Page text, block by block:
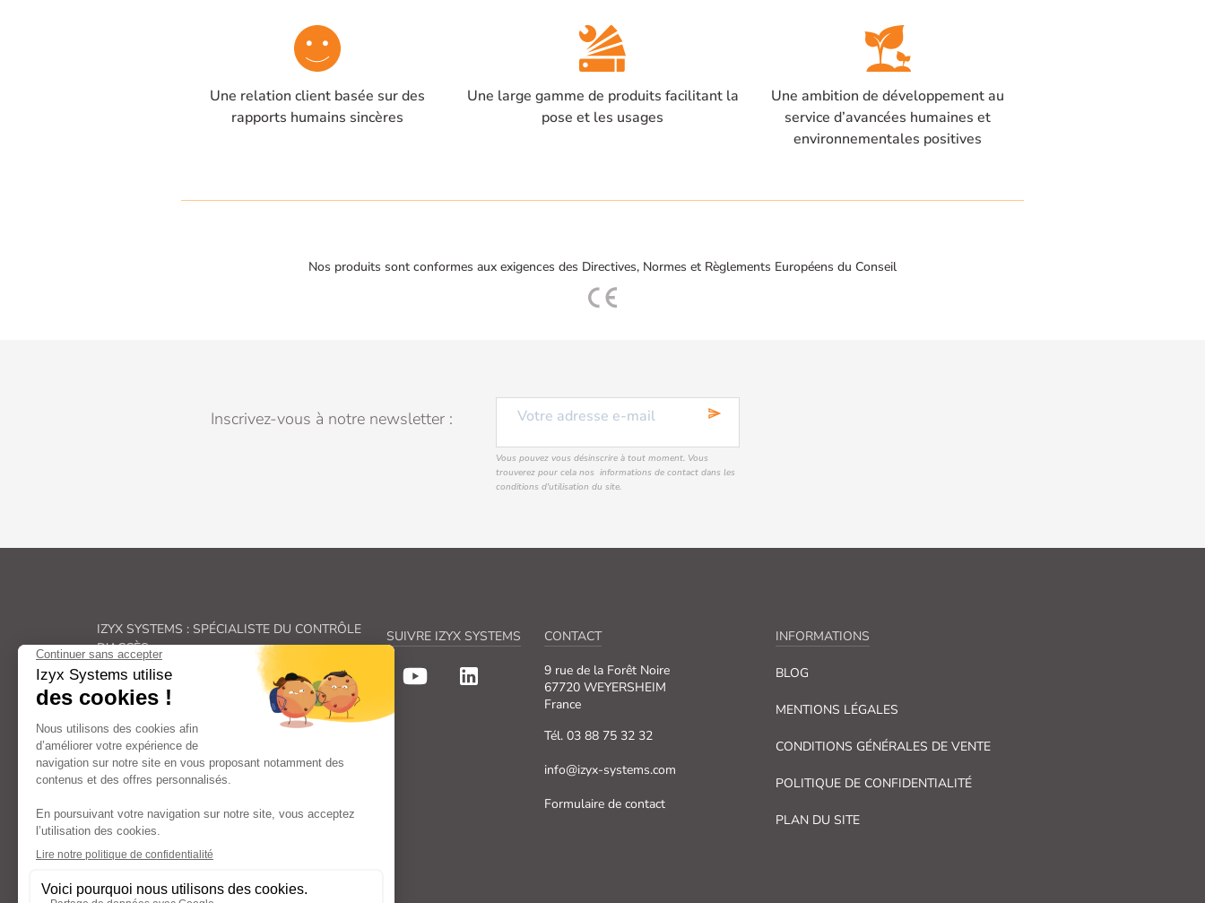
Une relation client basée sur des
rapports humains sincères
Une large gamme de produits facilitant la
pose et les usages
Une ambition de développement au
service d’avancées humaines et
environnementales positives
Nos produits sont conformes aux exigences des Directives, Normes et Règlements Européens du Conseil
Inscrivez-vous à notre newsletter : send
Vous pouvez vous désinscrire à tout moment. Vous
trouverez pour cela nos informations de contact dans les
conditions d'utilisation du site.
IZYX SYSTEMS : SPÉCIALISTE DU CONTRÔLE
D'ACCÈS
Véritable spécialiste du
contrôle des accès, Izyx
Systemsfabrique une gamme complète de
solutions deverrouillage électrique et de
De lagâche électrique
en passant par les
alimentations électriqueset lesdéclencheurs
manuels: nos familles de produits couvrent
l’ensemble des aspects liés au
besoins spécifiques.
le développement, nous offrons des composants
à clé… systèmes de verrouillage
de l’innovation, fiables, faciles à poser et à utiliser.
SUIVRE IZYX SYSTEMS
CONTACT
9 rue de la Forêt Noire
67720 WEYERSHEIM
France
Tél. 03 88 75 32 32
info@izyx-systems.com
Formulaire de contact
INFORMATIONS
BLOG
MENTIONS LÉGALES
CONDITIONS GÉNÉRALES DE VENTE
POLITIQUE DE CONFIDENTIALITÉ
PLAN DU SITE